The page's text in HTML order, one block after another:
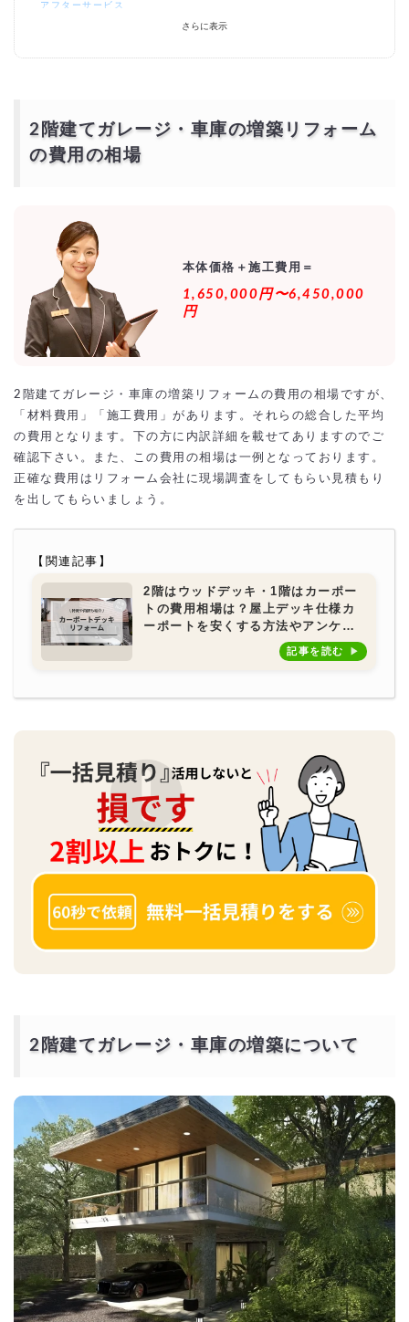
アフターサービス
より安価で依頼するには？
さらに表示
2階建てガレージ・車庫の増築リフォーム
の費用の相場
本体価格＋施工費用＝
1,650,000円〜6,450,000
円
2階建てガレージ・車庫の増築リフォームの費用の相場ですが、
「材料費用」「施工費用」があります。それらの総合した平均
の費用となります。下の方に内訳詳細を載せてありますのでご
確認下さい。また、この費用の相場は一例となっております。
正確な費用はリフォーム会社に現場調査をしてもらい見積もり
を出してもらいましょう。
【関連記事】
2階はウッドデッキ・1階はカーポー
トの費用相場は？屋上デッキ仕様カ
ーポートを安くする方法やアンケー
記事を読む
2階建てガレージ・車庫の増築について